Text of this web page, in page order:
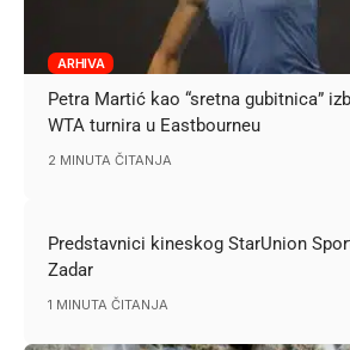
ARHIVA
Petra Martić kao “sretna gubitnica”
WTA turnira u Eastbourneu
2 MINUTA ČITANJA
Predstavnici kineskog StarUnion
Zadar
1 MINUTA ČITANJA